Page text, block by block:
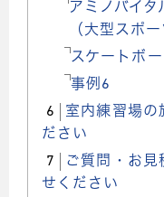
アミノバイ
（大型スポ
スケートボ
事例6
6
室内練習場の
ださい
7
ご質問・お見
せください